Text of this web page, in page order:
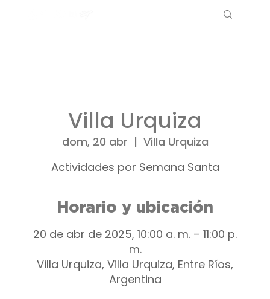
Villa Urquiza
dom, 20 abr
  |
Villa Urquiza
Actividades por Semana Santa
Horario y ubicación
20 de abr de 2025, 10:00 a. m. – 11:00 p.
m.
Villa Urquiza, Villa Urquiza, Entre Ríos,
Argentina